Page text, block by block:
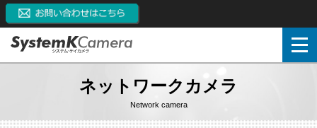
ネットワークカメラ
Network camera